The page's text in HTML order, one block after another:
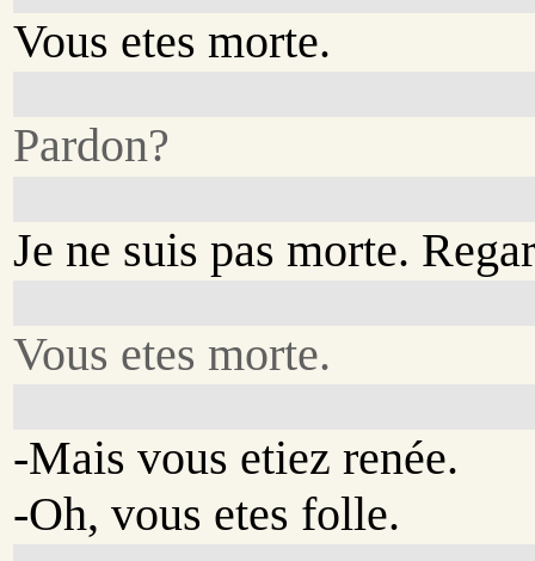
Vous etes morte.
Pardon?
Je ne suis pas morte.
Vous etes morte.
-Mais vous etiez renée.
-Oh, vous etes folle.